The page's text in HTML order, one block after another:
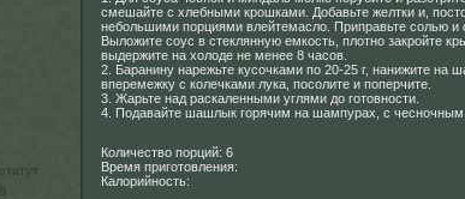
смешайте с хлебными крошками. Добавьте желтки и,
небольшими порциями влейтемасло. Приправьте солью и
Выложите соус в стеклянную емкость, плотно закройте
выдержите на холоде не менее 8 часов.
2. Баранину нарежьте кусочками по 20-25 г, нанижите на
вперемежку с колечками лука, посолите и поперчите.
3. Жарьте над раскаленными углями до готовности.
4. Подавайте шашлык горячим на шампурах, с
Количество порций: 6
Время приготовления:
Калорийность: